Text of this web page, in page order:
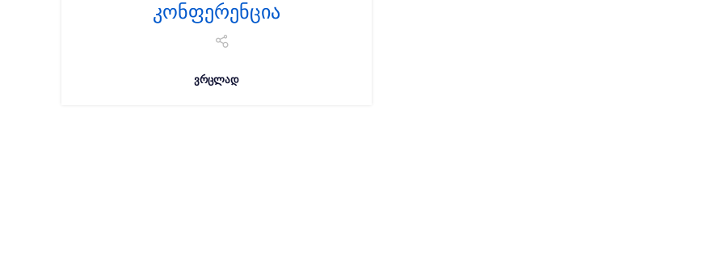
კონფერენცია
ᲕᲠᲪᲚᲐᲓ